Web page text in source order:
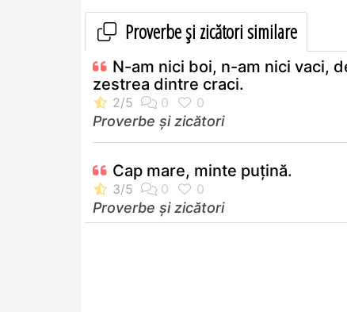
Proverbe și zicători similare
N-am nici boi, n-am nici vaci,
zestrea dintre craci.
Proverbe și zicători
Cap mare, minte puţină.
Proverbe și zicători